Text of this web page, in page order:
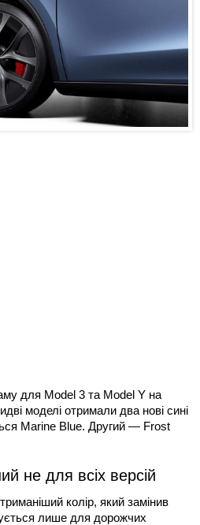
для Model 3 та Model Y на
моделі отримали два нові сині
Marine Blue. Другий — Frost
не для всіх версій
колір, який замінив
лише для дорожчих